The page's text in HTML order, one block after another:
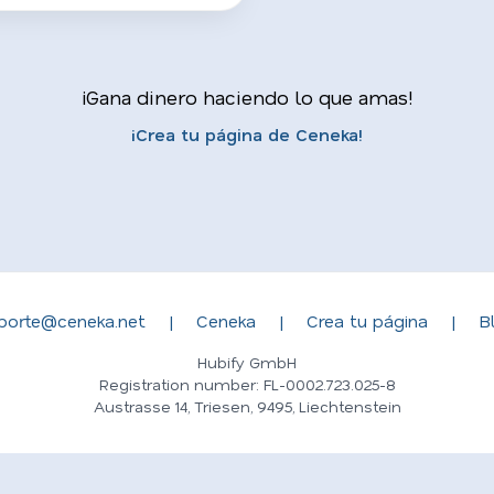
¡Gana dinero haciendo lo que amas!
¡Crea tu página de Ceneka!
| Ceneka | Crea tu página |
Hubify GmbH
Registration number: FL-0002.723.025-8
Austrasse 14, Triesen, 9495, Liechtenstein